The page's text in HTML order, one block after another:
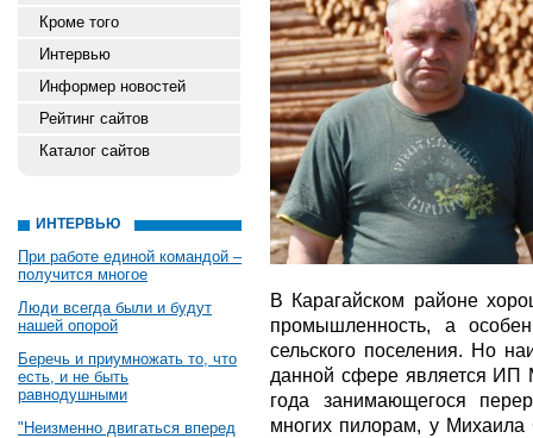
Кроме того
Интервью
Информер новостей
Рейтинг сайтов
Каталог сайтов
ИНТЕРВЬЮ
При работе единой командой –
получится многое
Люди всегда были и будут
нашей опорой
Беречь и приумножать то, что
есть, и не быть
равнодушными
"Неизменно двигаться вперед
В Карагайском районе
промышленность, а
сельского поселения. Но
данной сфере является ИП
года занимающегося
многих пилорам, у Михаила